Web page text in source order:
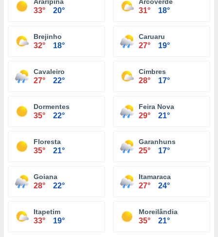
33° 20° 31° 18°
Brejinho
32° 18°
Caruaru
27° 19°
Cavaleiro
27° 22°
Cimbres
28° 17°
Dormentes
35° 22°
Feira Nova
29° 21°
Floresta
35° 21°
Garanhuns
25° 17°
Goiana
28° 22°
Itamaraca
27° 24°
Itapetim
33° 19°
Moreilândia
35° 21°